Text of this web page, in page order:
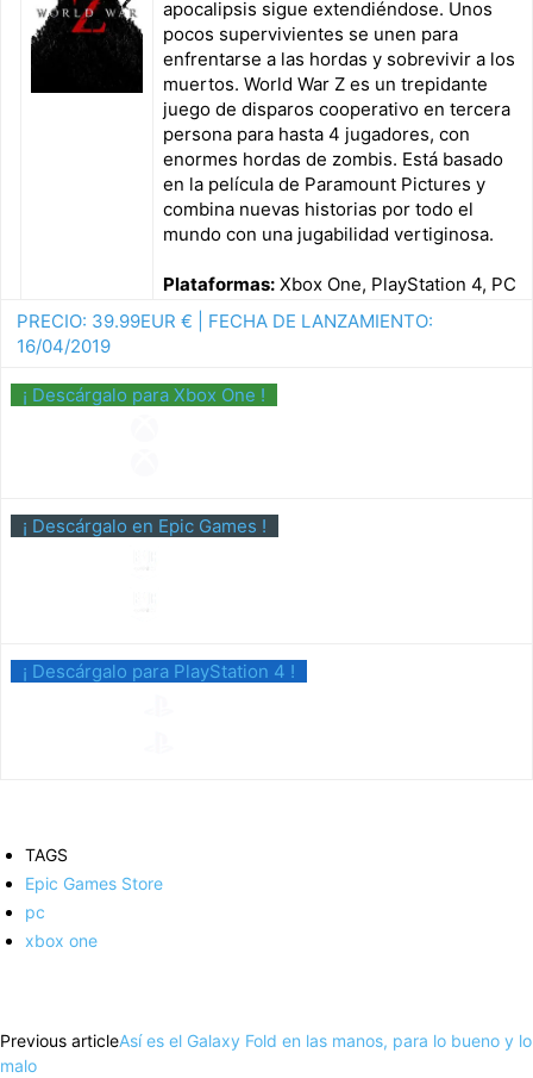
apocalipsis sigue extendiéndose. Unos
pocos supervivientes se unen para
enfrentarse a las hordas y sobrevivir a los
muertos. World War Z es un trepidante
juego de disparos cooperativo en tercera
persona para hasta 4 jugadores, con
enormes hordas de zombis. Está basado
en la película de Paramount Pictures y
combina nuevas historias por todo el
mundo con una jugabilidad vertiginosa.
Plataformas: Xbox One, PlayStation 4, PC
PRECIO: 39.99EUR € | FECHA DE LANZAMIENTO:
16/04/2019
¡ Descárgalo para Xbox One !
¡ Descárgalo en Epic Games !
¡ Descárgalo para PlayStation 4 !
TAGS
Epic Games Store
pc
xbox one
Previous articleAsí es el Galaxy Fold en las manos, para lo bueno y lo
malo